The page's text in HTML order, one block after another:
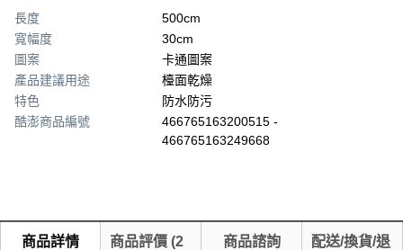
長度
500cm
寬幅度
30cm
圖案
卡通圖案
產品建議用途
檯面乾燥
特色
防水防污
酷澎商品編號
466765163200515 -
466765163249668
商品詳情 商品評價 (2
商品諮詢
配送/換貨/退